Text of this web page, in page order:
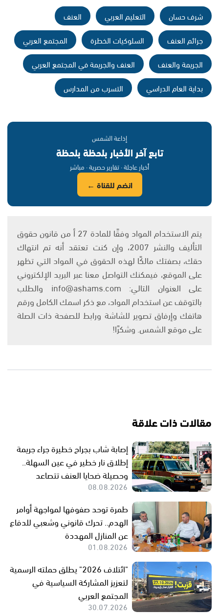
شرف حسان التعليم العربي
العنف
جرائم العنف
السلوكيات الخطرة
المجتمع العربي
الجريمة والعنف
العنف والجريمة في المجتمع العربي
بداية العام الدراسي
التسرب من المدارس
إذاعة الشمس
تابع آخر الأخبار بلحظة بلحظة
أخبار عاجلة · تقارير حصرية · مباشر
انضم للقناة ←
يتم الاستخدام المواد وفقًا للمادة 27 أ من قانون حقوق
التأليف والنشر 2007، وإن كنت تعتقد أنه تم انتهاك
حقك، بصفتك مالكًا لهذه الحقوق في المواد التي تظهر
على الموقع، فيمكنك التواصل معنا عبر البريد الإلكتروني
على العنوان التالي: info@ashams.com والطلب
بالتوقف عن استخدام المواد، مع ذكر اسمك الكامل ورقم
هاتفك وإرفاق تصوير للشاشة ورابط للصفحة ذات الصلة
على موقع الشمس. وشكرًا!
مقالات ذات علاقة
إصابة شاب بجراح خطيرة جراء جريمة
إطلاق نار خطير في عين السهلة..
وحصيلة ضحايا العنف تتصاعد
08.08.2026
طمرة توحد صفوفها لمواجهة أوامر
الهدم.. تحرك قانوني وشعبي للدفاع
عن المنازل المهددة
01.08.2026
"ائتلاف 2026" يطلق حملته الرسمية
لتعزيز المشاركة السياسية في
المجتمع العربي
30.07.2026